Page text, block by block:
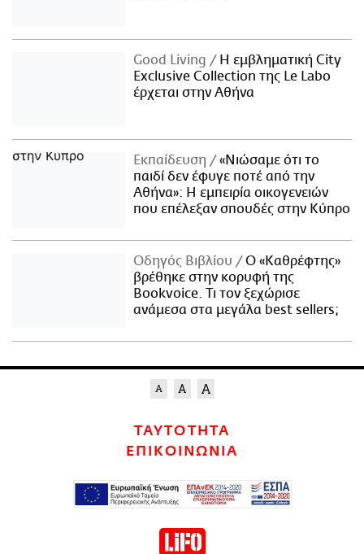
Good Living
Η εμβληματική City
Exclusive Collection της Le Labo
έρχεται στην Αθήνα
Εκπαίδευση
«Νιώσαμε ότι το
παιδί δεν έφυγε ποτέ από την
Αθήνα»: Η εμπειρία οικογενειών
που επέλεξαν σπουδές στην Κύπρο
Οδηγός Βιβλίου
Ο «Καθρέφτης»
βρέθηκε στην κορυφή της
Bookvoice. Τι τον ξεχώρισε
ανάμεσα στα μεγάλα best sellers;
ΤΑΥΤΟΤΗΤΑ
ΕΠΙΚΟΙΝΩΝΙΑ